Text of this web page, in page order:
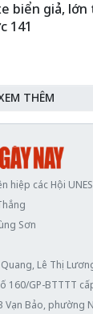
biển giả,
141
THÊM
hiệp các Hội
Sơn
Lê Thị
160/GP-BTTTT
Vạn Bảo, phường